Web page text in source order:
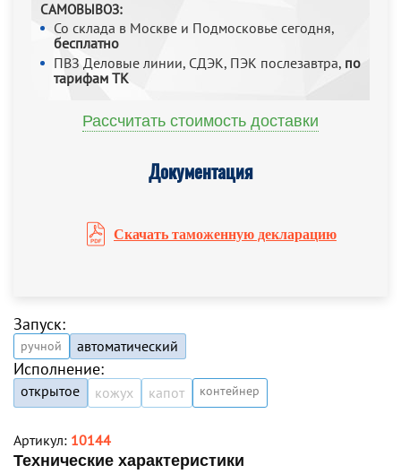
САМОВЫВОЗ:
Со склада в Москве и Подмосковье сегодня,
бесплатно
ПВЗ Деловые линии, СДЭК, ПЭК послезавтра, по
тарифам ТК
Рассчитать стоимость доставки
Документация
Скачать таможенную декларацию
Запуск:
ручной автоматический
Исполнение:
открытое кожух капот контейнер
Артикул: 10144
Технические характеристики